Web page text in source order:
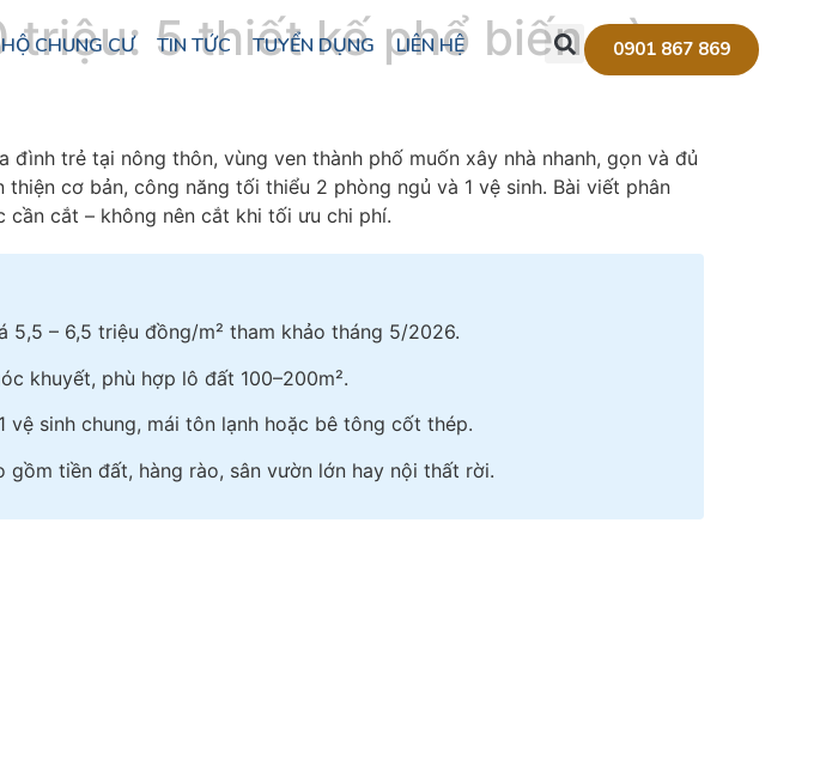
CHUNG CƯ TIN TỨC TUYỂN DỤNG LIÊN HỆ 0901 867 869
triệu: 5 thiết kế phổ biến và
đình trẻ tại nông thôn, vùng ven thành phố muốn xây nhà nhanh, gọn và đủ
cơ bản, công năng tối thiểu 2 phòng ngủ và 1 vệ sinh. Bài viết phân
cắt – không nên cắt khi tối ưu chi phí.
5,5 – 6,5 triệu đồng/m² tham khảo tháng 5/2026.
khuyết, phù hợp lô đất 100–200m².
sinh chung, mái tôn lạnh hoặc bê tông cốt thép.
tiền đất, hàng rào, sân vườn lớn hay nội thất rời.